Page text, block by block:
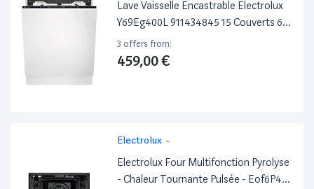
Lave Vaisselle Encastrable Electrolux
Y69Eg400L 911434845 15 Couverts 60
Cm
3 offers from:
459,00 €
Electrolux -
Electrolux Four Multifonction Pyrolyse
- Chaleur Tournante Pulsée - Eof6P46Z